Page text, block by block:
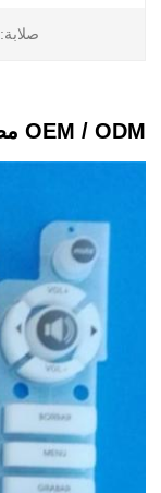
صلابة:
OEM / ODM مطاط السيليكون لوحة المفاتيح الرقمية للمعدات الإلكترونية